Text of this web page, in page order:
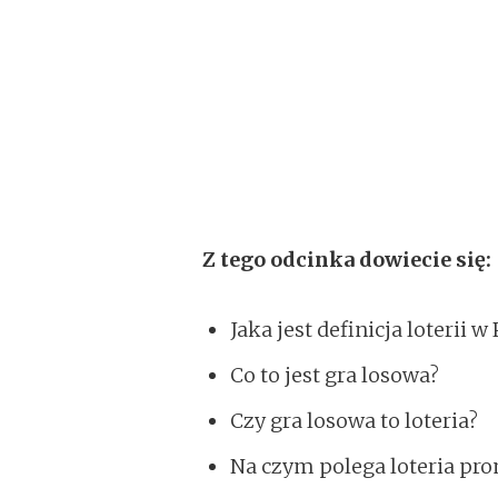
Z tego odcinka dowiecie się:
Jaka jest definicja loterii w
Co to jest gra losowa?
Czy gra losowa to loteria?
Na czym polega loteria